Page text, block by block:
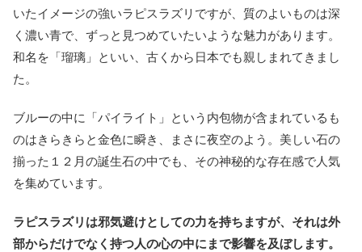
いたイメージの強いラピスラズリですが、質のよいものは深
く濃い青で、ずっと見つめていたいような魅力があります。
和名を「瑠璃」といい、古くから日本でも親しまれてきまし
た。
ブルーの中に「パイライト」という内包物が含まれているも
のはきらきらと金色に瞬き、まさに夜空のよう。美しい石の
揃った１２月の誕生石の中でも、その神秘的な存在感で人気
を集めています。
ラピスラズリは邪気避けとしての力を持ちますが、それは外
部からだけでなく持つ人の心の中にまで影響を及ぼします。